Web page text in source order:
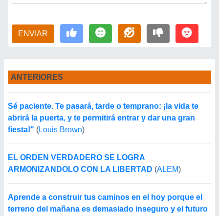
ENVIAR
ANTERIORES
Sé paciente. Te pasará, tarde o temprano: ¡la vida te
abrirá la puerta, y te permitirá entrar y dar una gran
fiesta!" (Louis Brown)
EL ORDEN VERDADERO SE LOGRA
ARMONIZANDOLO CON LA LIBERTAD (ALEM)
Aprende a construir tus caminos en el hoy porque el
terreno del mañana es demasiado inseguro y el futuro